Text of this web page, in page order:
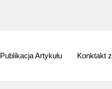
Publikacja Artykułu Konktakt